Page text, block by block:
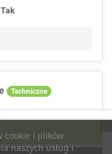
cookie i plików
naszych usług i
Tak
Techniczne
Tak